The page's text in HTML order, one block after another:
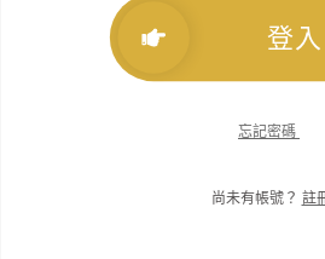
登入
忘記密碼
尚未有帳號？ 註